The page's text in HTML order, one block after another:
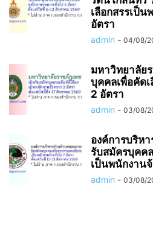
เลือกสรรเป็
อัตรา
admin - 04/08/
มหาวิทยาลัย
บุคคลเพื่อคัด
2 อัตรา
admin - 03/08/
องค์การบริห
รับสมัครบุคค
เป็นพนักงาน
admin - 03/08/